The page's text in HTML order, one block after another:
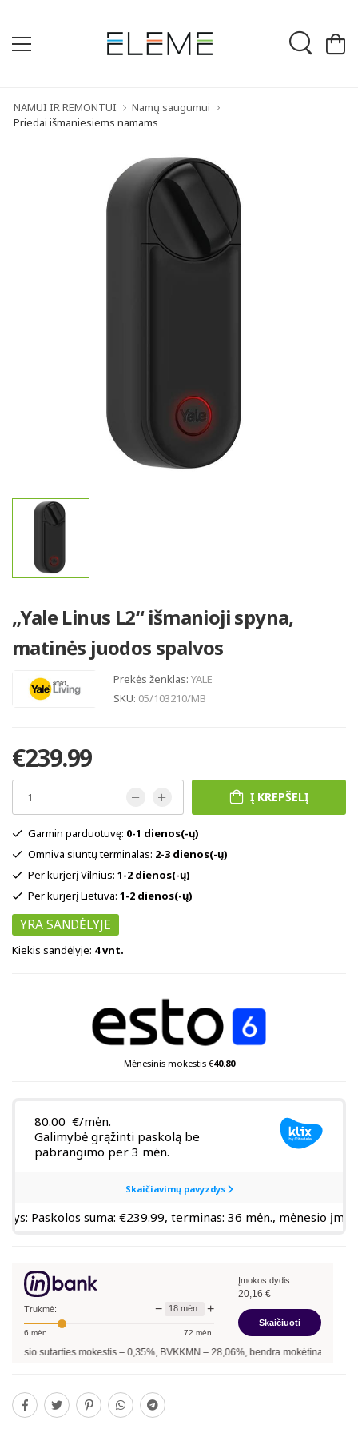
NAMUI IR REMONTUI
Namų saugumui
Priedai išmaniesiems namams
„Yale Linus L2“ išmanioji spyna,
matinės juodos spalvos
Prekės ženklas: YALE
SKU: 05/103210/MB
€239.99
Į KREPŠELĮ
Garmin parduotuvę: 0-1 dienos(-ų)
Omniva siuntų terminalas: 2-3 dienos(-ų)
Per kurjerį Vilnius: 1-2 dienos(-ų)
Per kurjerį Lietuva: 1-2 dienos(-ų)
YRA SANDĖLYJE
Kiekis sandėlyje: 4 vnt.
Mėnesinis mokestis €40.80
Trukmė: − 18 mėn. +
6 mėn. 72 mėn.
Įmokos dydis
20,16 €
Skaičiuoti
sutarties mokestis –0,35%, BVKKMN –28,06%, bendra mokėtina suma –